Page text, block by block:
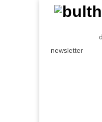
newsletter